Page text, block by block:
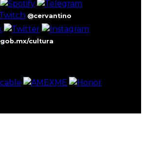
@cervantino
gob.mx/cultura